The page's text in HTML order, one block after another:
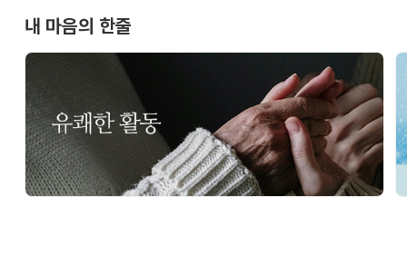
내 마음의 한줄